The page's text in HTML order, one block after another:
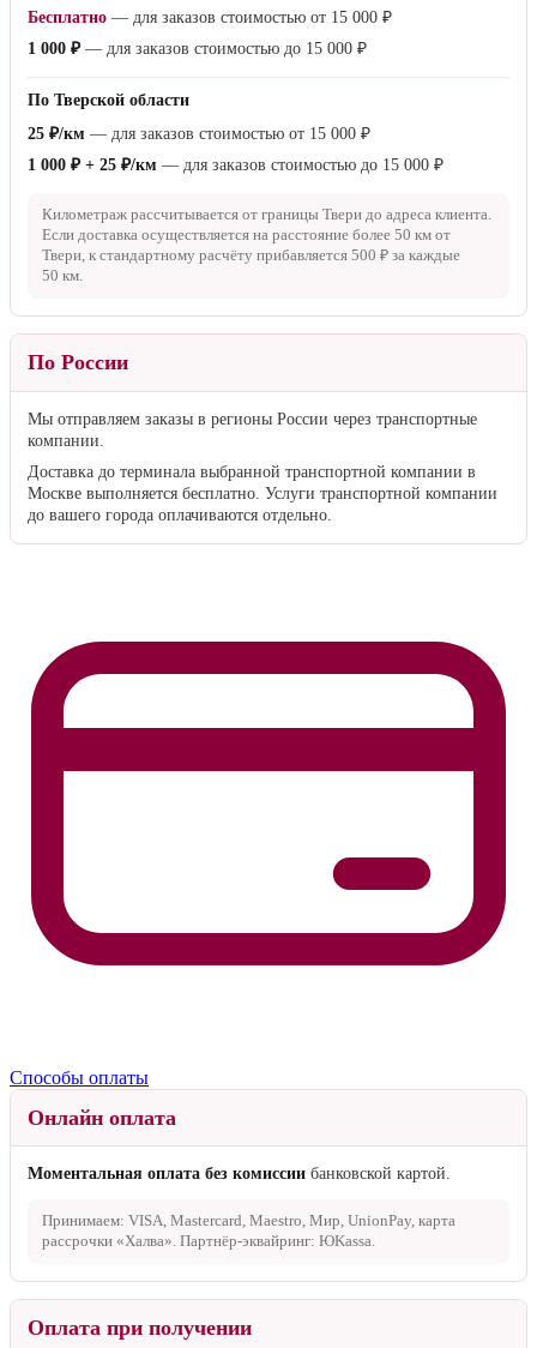
Бесплатно — для заказов стоимостью от 15 000 ₽
1 000 ₽— для заказов стоимостью до 15 000 ₽
По Тверской области
25 ₽/км — для заказов стоимостью от 15 000 ₽
1 000 ₽ + 25 ₽/км — для заказов стоимостью до 15 000 ₽
Километраж рассчитывается от границы Твери до адреса клиента.
Если доставка осуществляется на расстояние более 50 км от
Твери, к стандартному расчёту прибавляется 500 ₽ за каждые
50 км.
По России
Мы отправляем заказы в регионы России через транспортные
компании.
Доставка до терминала выбранной транспортной компании в
Москве выполняется бесплатно. Услуги транспортной компании
до вашего города оплачиваются отдельно.
Способы оплаты
Онлайн оплата
Моментальная оплата без комиссии банковской картой.
Принимаем: VISA, Mastercard, Maestro, Мир, UnionPay, карта
рассрочки «Халва». Партнёр-эквайринг: ЮKassa.
Оплата при получении